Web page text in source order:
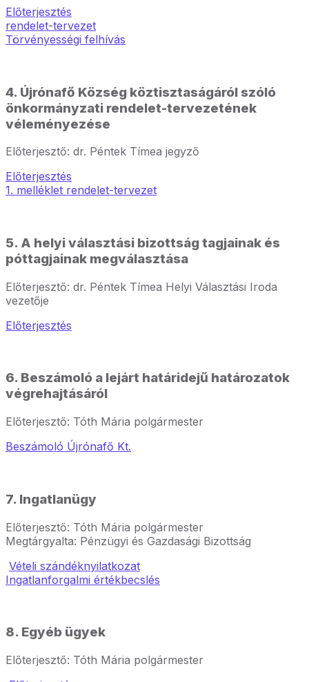
Előterjesztés
rendelet-tervezet
Törvényességi felhívás
4. Újrónafő Község köztisztaságáról szóló
önkormányzati rendelet-tervezetének
véleményezése
Előterjesztő: dr. Péntek Tímea jegyző
Előterjesztés
1. melléklet rendelet-tervezet
5. A helyi választási bizottság tagjainak és
póttagjainak megválasztása
Előterjesztő: dr. Péntek Tímea Helyi Választási Iroda
vezetője
Előterjesztés
6. Beszámoló a lejárt határidejű határozatok
végrehajtásáról
Előterjesztő: Tóth Mária polgármester
Beszámoló Újrónafő Kt.
7. Ingatlanügy
Előterjesztő: Tóth Mária polgármester
Megtárgyalta: Pénzügyi és Gazdasági Bizottság
Vételi szándéknyilatkozat
Ingatlanforgalmi értékbecslés
8. Egyéb ügyek
Előterjesztő: Tóth Mária polgármester